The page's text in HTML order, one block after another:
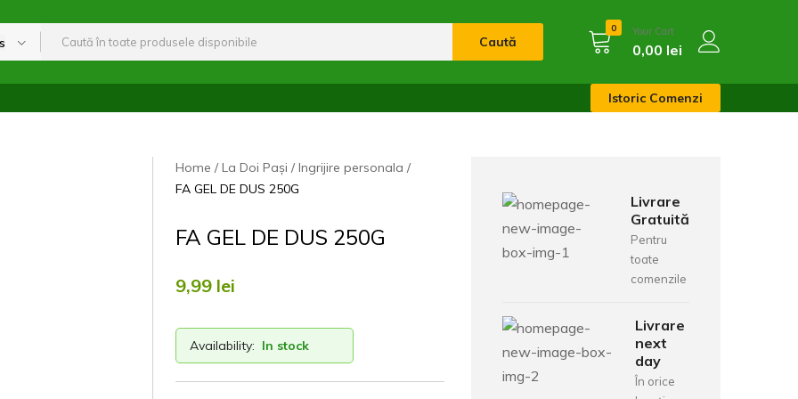
Caută
0 Your Cart
0,00 lei
Istoric Comenzi
Home La Doi Pași
Ingrijire personala
FA GEL DE DUS 250G
FA GEL DE DUS 250G
9,99 lei
Availability: In stock
Livrare
Gratuită
Pentru
toate
comenzile
Livrare
next
day
În orice